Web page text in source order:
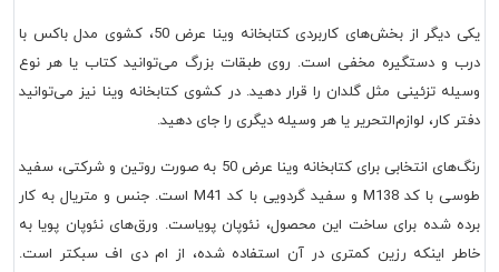
یکی دیگر از بخش‌های کاربردی کتابخانه وینا عرض 50، کشوی مدل باکس با
درب و دستگیره مخفی است. روی طبقات بزرگ می‌توانید کتاب یا هر نوع
وسیله تزئینی مثل گلدان را قرار دهید. در کشوی کتابخانه وینا نیز می‌توانید
دفتر کار، لوازم‌التحریر یا هر وسیله دیگری را جای دهید.
رنگ‌های انتخابی برای کتابخانه وینا عرض 50 به صورت روتین و شرکتی، سفید
طوسی با کد M138 و سفید گردویی با کد M41 است. جنس و متریال به کار
برده شده برای ساخت این محصول، نئوپان پویاست. ورق‌های نئوپان پویا به
خاطر اینکه رزین کمتری در آن استفاده شده، از ام دی اف سبکتر است.